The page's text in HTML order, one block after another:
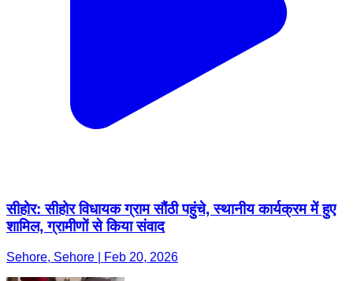
सीहोर: सीहोर विधायक ग्राम सौंठी पहुंचे, स्थानीय कार्यक्रम में हुए
शामिल, ग्रामीणों से किया संवाद
Sehore, Sehore | Feb 20, 2026